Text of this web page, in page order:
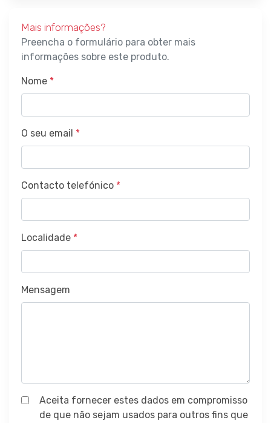
Mais informações?
Preencha o formulário para obter mais
informações sobre este produto.
Nome *
O seu email *
Contacto telefónico *
Localidade *
Mensagem
Aceita fornecer estes dados em compromisso
de que não sejam usados para outros fins que